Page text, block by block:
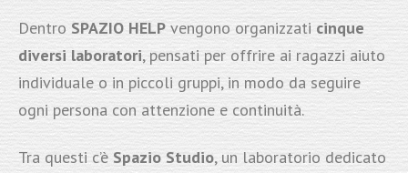
Dentro SPAZIO HELPvengono organizzati cinque
diversi laboratori, pensati per offrire ai ragazzi aiuto
individuale o in piccoli gruppi, in modo da seguire
ogni persona con attenzione e continuità.
Tra questi c’è Spazio Studio, un laboratorio dedicato